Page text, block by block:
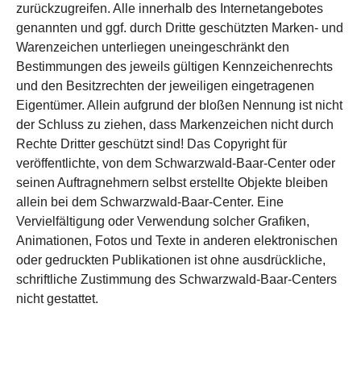
zurückzugreifen. Alle innerhalb des Internetangebotes
genannten und ggf. durch Dritte geschützten Marken- und
Warenzeichen unterliegen uneingeschränkt den
Bestimmungen des jeweils gültigen Kennzeichenrechts
und den Besitzrechten der jeweiligen eingetragenen
Eigentümer. Allein aufgrund der bloßen Nennung ist nicht
der Schluss zu ziehen, dass Markenzeichen nicht durch
Rechte Dritter geschützt sind! Das Copyright für
veröffentlichte, von dem Schwarzwald-Baar-Center oder
seinen Auftragnehmern selbst erstellte Objekte bleiben
allein bei dem Schwarzwald-Baar-Center. Eine
Vervielfältigung oder Verwendung solcher Grafiken,
Animationen, Fotos und Texte in anderen elektronischen
oder gedruckten Publikationen ist ohne ausdrückliche,
schriftliche Zustimmung des Schwarzwald-Baar-Centers
nicht gestattet.